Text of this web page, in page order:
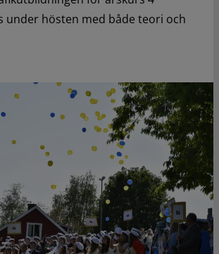
under hösten med både teori och